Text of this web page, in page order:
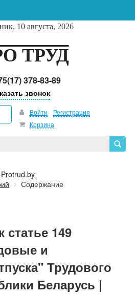
10 августа, 2026
ТРУД
378-83-89
звонок
Войти
Регистрация
Корзина
Содержание
149
и
Трудового
Беларусь |